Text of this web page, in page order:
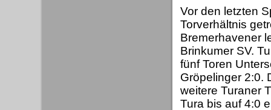
Vor den letzten
Torverhältnis
Bremerhavener
Brinkumer SV.
fünf Toren
Gröpelinger 2:0.
weitere Turaner
Tura bis auf 4:0